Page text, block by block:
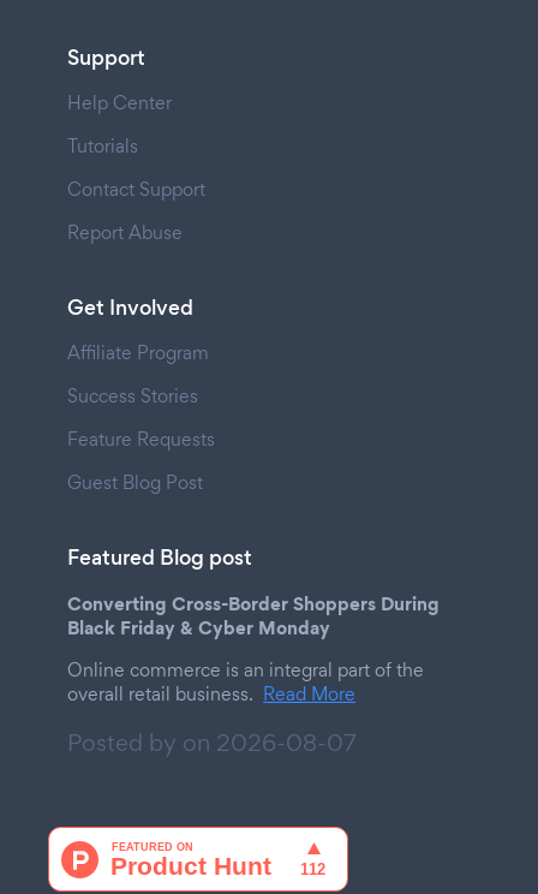
Support
Help Center
Tutorials
Contact Support
Report Abuse
Get Involved
Affiliate Program
Success Stories
Feature Requests
Guest Blog Post
Featured Blog post
Converting Cross-Border Shoppers During
Black Friday & Cyber Monday
Online commerce is an integral part of the
overall retail business. Read More
Posted by on 2026-08-07